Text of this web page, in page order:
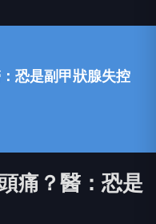
恐是副甲狀腺失控
痛？醫：恐是